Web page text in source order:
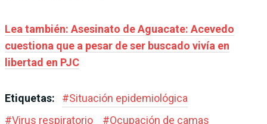
Lea también: Asesinato de Aguacate: Acevedo
cuestiona que a pesar de ser buscado vivía en
libertad en PJC
Etiquetas: #Situación epidemiológica
#Virus respiratorio #Ocupación de camas